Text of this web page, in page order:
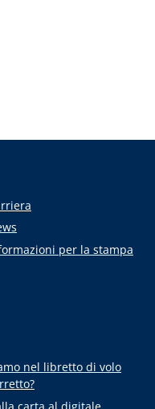
per la stampa
nel libretto di volo
carta al digitale